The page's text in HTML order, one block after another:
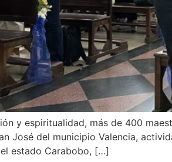
y espiritualidad, más de 400
José del municipio Valencia,
estado Carabobo, […]